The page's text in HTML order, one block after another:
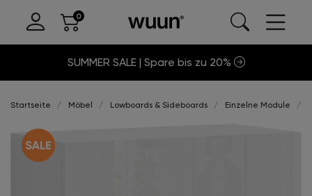
SUMMER SALE | Spare bis zu 20%
Startseite Möbel Lowboards & Sideboards Einzelne Module